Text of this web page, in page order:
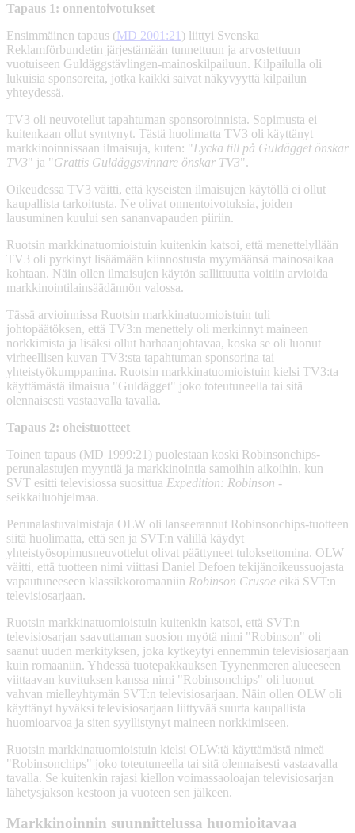
Tapaus 1: onnentoivotukset
Ensimmäinen tapaus (MD 2001:21 ) liittyi Svenska
Reklamförbundetin järjestämään tunnettuun ja arvostettuun
vuotuiseen Guldäggstävlingen-mainoskilpailuun. Kilpailulla oli
lukuisia sponsoreita, jotka kaikki saivat näkyvyyttä kilpailun
yhteydessä.
TV3 oli neuvotellut tapahtuman sponsoroinnista. Sopimusta ei
kuitenkaan ollut syntynyt. Tästä huolimatta TV3 oli käyttänyt
markkinoinnissaan ilmaisuja, kuten: "Lycka till på Guldägget önskar
TV3" ja "Grattis Guldäggsvinnare önskar TV3".
Oikeudessa TV3 väitti, että kyseisten ilmaisujen käytöllä ei ollut
kaupallista tarkoitusta. Ne olivat onnentoivotuksia, joiden
lausuminen kuului sen sananvapauden piiriin.
Ruotsin markkinatuomioistuin kuitenkin katsoi, että menettelyllään
TV3 oli pyrkinyt lisäämään kiinnostusta myymäänsä mainosaikaa
kohtaan. Näin ollen ilmaisujen käytön sallittuutta voitiin arvioida
markkinointilainsäädännön valossa.
Tässä arvioinnissa Ruotsin markkinatuomioistuin tuli
johtopäätöksen, että TV3:n menettely oli merkinnyt maineen
norkkimista ja lisäksi ollut harhaanjohtavaa, koska se oli luonut
virheellisen kuvan TV3:sta tapahtuman sponsorina tai
yhteistyökumppanina. Ruotsin markkinatuomioistuin kielsi TV3:ta
käyttämästä ilmaisua "Guldägget" joko toteutuneella tai sitä
olennaisesti vastaavalla tavalla.
Tapaus 2: oheistuotteet
Toinen tapaus (MD 1999:21) puolestaan koski Robinsonchips-
perunalastujen myyntiä ja markkinointia samoihin aikoihin, kun
SVT esitti televisiossa suosittua Expedition: Robinson -
seikkailuohjelmaa.
Perunalastuvalmistaja OLW oli lanseerannut Robinsonchips-tuotteen
siitä huolimatta, että sen ja SVT:n välillä käydyt
yhteistyösopimusneuvottelut olivat päättyneet tuloksettomina. OLW
väitti, että tuotteen nimi viittasi Daniel Defoen tekijänoikeussuojasta
vapautuneeseen klassikkoromaaniin Robinson Crusoe eikä SVT:n
televisiosarjaan.
Ruotsin markkinatuomioistuin kuitenkin katsoi, että SVT:n
televisiosarjan saavuttaman suosion myötä nimi "Robinson" oli
saanut uuden merkityksen, joka kytkeytyi ennemmin televisiosarjaan
kuin romaaniin. Yhdessä tuotepakkauksen Tyynenmeren alueeseen
viittaavan kuvituksen kanssa nimi "Robinsonchips" oli luonut
vahvan mielleyhtymän SVT:n televisiosarjaan. Näin ollen OLW oli
käyttänyt hyväksi televisiosarjaan liittyvää suurta kaupallista
huomioarvoa ja siten syyllistynyt maineen norkkimiseen.
Ruotsin markkinatuomioistuin kielsi OLW:tä käyttämästä nimeä
"Robinsonchips" joko toteutuneella tai sitä olennaisesti vastaavalla
tavalla. Se kuitenkin rajasi kiellon voimassaoloajan televisiosarjan
lähetysjakson kestoon ja vuoteen sen jälkeen.
Markkinoinnin suunnittelussa huomioitavaa